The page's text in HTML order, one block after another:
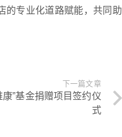
的专业化道路赋能，共同助
下一篇文章
”基金捐赠项目签约仪
式